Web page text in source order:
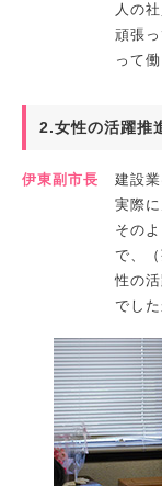
人の
頑張
って
2.女性の活躍推
伊東副市長
建設
実際
その
で、
性の
でした